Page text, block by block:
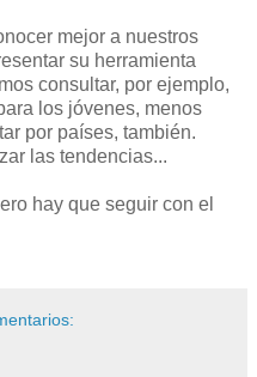
mejor a nuestros
su herramienta
consultar, por ejemplo,
los jóvenes, menos
por países, también.
las tendencias...
hay que seguir con el